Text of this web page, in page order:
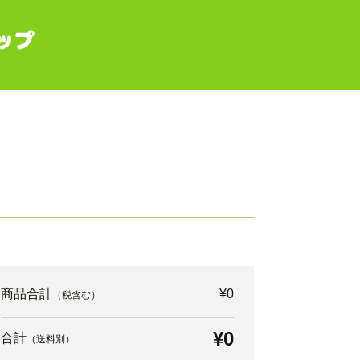
商品合計 （税含む） ¥0
合計 （送料別） ¥0